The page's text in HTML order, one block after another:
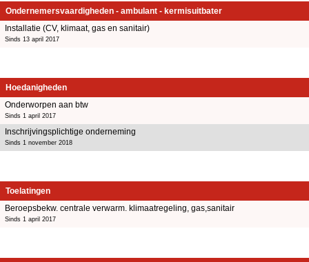
Ondernemersvaardigheden - ambulant - kermisuitbater
Installatie (CV, klimaat, gas en sanitair)
Sinds 13 april 2017
Hoedanigheden
Onderworpen aan btw
Sinds 1 april 2017
Inschrijvingsplichtige onderneming
Sinds 1 november 2018
Toelatingen
Beroepsbekw. centrale verwarm. klimaatregeling, gas,sanitair
Sinds 1 april 2017